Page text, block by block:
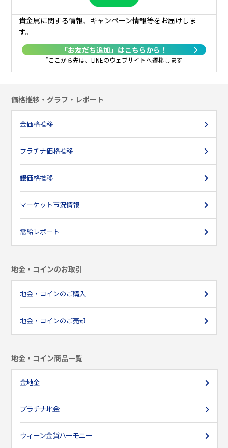
2,630 2,890
28日
29日 2,655 - - - 2,755 2,670 2,970
30日 2,660 - 2,710 2,750 - 2,680 2,965
31日 - - 2,700 - - - 3,020
貴金属に関する情報、キャンペーン情報等をお届けしま
す。
「お友だち追加」はこちらから！
* ここから先は、LINEのウェブサイトへ遷移します
価格推移・グラフ・レポート
金価格推移
プラチナ価格推移
銀価格推移
マーケット市況情報
需給レポート
地金・コインのお取引
地金・コインのご購入
地金・コインのご売却
地金・コイン商品一覧
金地金
プラチナ地金
ウィーン金貨ハーモニー